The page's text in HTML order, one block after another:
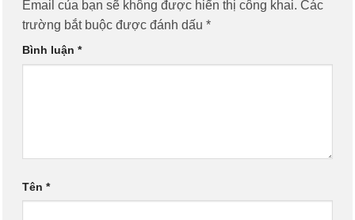
Email của bạn sẽ không được hiển thị công khai. Các
trường bắt buộc được đánh dấu *
Bình luận *
Tên *